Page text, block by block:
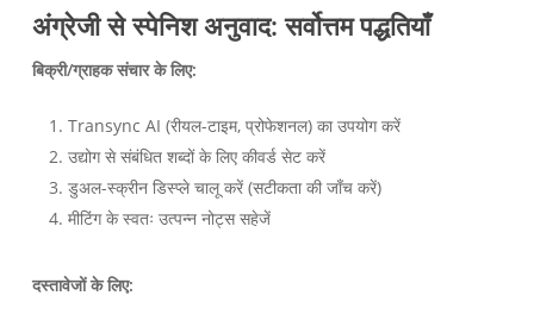
अंग्रेजी से स्पेनिश अनुवाद: सर्वोत्तम पद्धतियाँ
बिक्री/ग्राहक संचार के लिए:
Transync AI (रीयल-टाइम, प्रोफेशनल) का उपयोग करें
उद्योग से संबंधित शब्दों के लिए कीवर्ड सेट करें
डुअल-स्क्रीन डिस्प्ले चालू करें (सटीकता की जाँच करें)
मीटिंग के स्वतः उत्पन्न नोट्स सहेजें
दस्तावेजों के लिए: